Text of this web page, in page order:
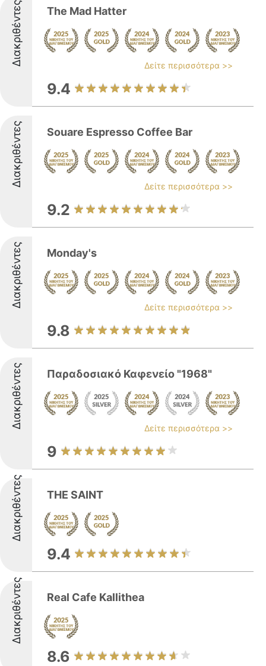
Διακριθέντες The Mad Hatter
Δείτε περισσότερα >>
9.4
Διακριθέντες Souare Espresso Coffee Bar
Δείτε περισσότερα >>
9.2
Διακριθέντες Monday's
Δείτε περισσότερα >>
9.8
Διακριθέντες Παραδοσιακό Καφενείο "1968"
Δείτε περισσότερα >>
9
Διακριθέντες THE SAINT
9.4
Διακριθέντες Real Cafe Kallithea
8.6